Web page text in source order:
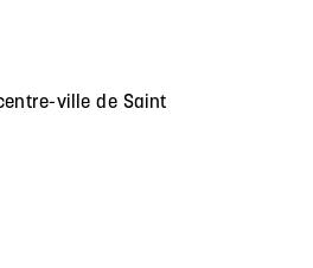
ville de Saint